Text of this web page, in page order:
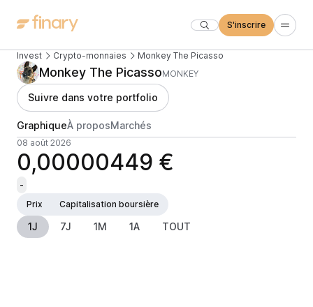
S'inscrire
Invest Crypto-monnaies Monkey The Picasso
Monkey The PicassoMONKEY
Suivre dans votre portfolio
GraphiqueÀ proposMarchés
08 août 2026
0,00000449 €
-
Prix
Capitalisation boursière
1J 7J 1M 1A TOUT